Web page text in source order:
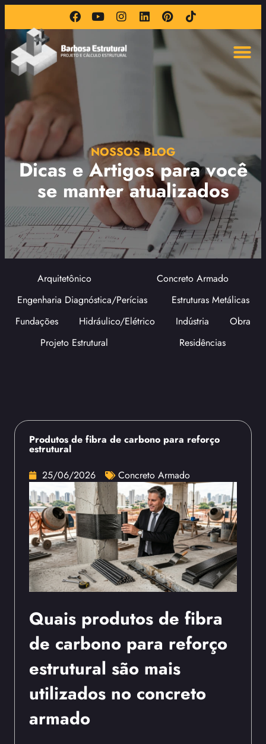
NOSSOS BLOG
Dicas e Artigos para você
se manter atualizados
Arquitetônico
Concreto Armado
Engenharia Diagnóstica/Perícias
Estruturas Metálicas
Fundações
Hidráulico/Elétrico Indústria
Obra
Projeto Estrutural
Residências
Produtos de fibra de carbono para reforço
estrutural
25/06/2026
Concreto Armado
Quais produtos de fibra
de carbono para reforço
estrutural são mais
utilizados no concreto
armado